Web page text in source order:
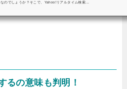
のでしょうか？そこで、Yahoo!リアルタイム検索...
の意味も判明！